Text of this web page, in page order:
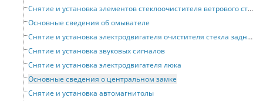
Снятие и установка элементов стеклоочистителя ветрового стекла
Основные сведения об омывателе
Снятие и установка электродвигателя очистителя стекла задней двери
Снятие и установка звуковых сигналов
Снятие и установка электродвигателя люка
Основные сведения о центральном замке
Снятие и установка автомагнитолы